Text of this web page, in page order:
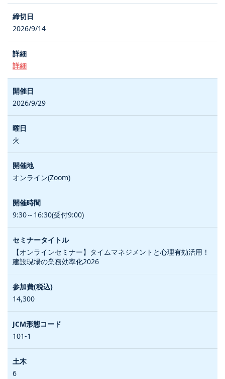
2026/9/14
詳細
2026/9/29
火
オンライン(Zoom)
9:30～16:30(受付9:00)
【オンラインセミナー】タイムマネジメントと心理有効活用！
建設現場の業務効率化2026
14,300
101-1
6